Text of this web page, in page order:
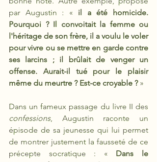
par Augustin : « il a été homicide.
Pourquoi ? Il convoitait la femme ou
l'héritage de son frère, il a voulu le voler
pour vivre ou se mettre en garde contre
ses larcins ; il brûlait de venger un
offense. Aurait-il tué pour le plaisir
même du meurtre ? Est-ce croyable ? »
confessions, Augustin raconte un
épisode de sa jeunesse qui lui permet
de montrer justement la fausseté de ce
précepte socratique : « Dans le